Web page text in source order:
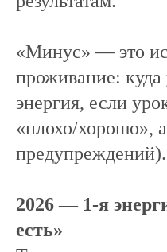
«Минус» — это
проживание: куда
энергия, если
«плохо/хорошо»,
предупреждений).
2026 — 1-я
есть»